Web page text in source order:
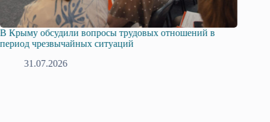
В Крыму обсудили вопросы трудовых отношений в
период чрезвычайных ситуаций
31.07.2026